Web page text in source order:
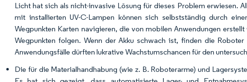
Licht hat sich als nicht-invasive Lösung für dieses Problem erwiesen.
mit installierten UV-C-Lampen können sich selbstständig durch
Wegpunkten Karten navigieren, die von mobilen Anwendungen
Wegpunkten folgen. Wenn der Akku schwach ist, finden die
Anwendungsfälle dürften lukrative Wachstumschancen für den
Die für die Materialhandhabung (wie z. B. Roboterarme) und